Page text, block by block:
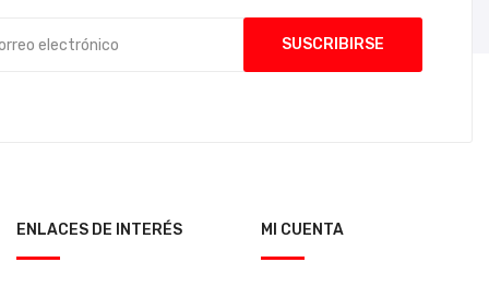
ENLACES DE INTERÉS MI CUENTA